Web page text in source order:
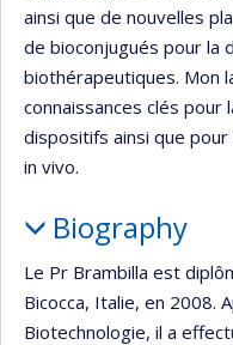
ainsi que de nouvelles
de bioconjugués pour la
biothérapeutiques. Mon
connaissances clés pour
dispositifs ainsi que
in vivo.
Biography
Le Pr Brambilla est
Bicocca, Italie, en 2008.
Biotechnologie, il a